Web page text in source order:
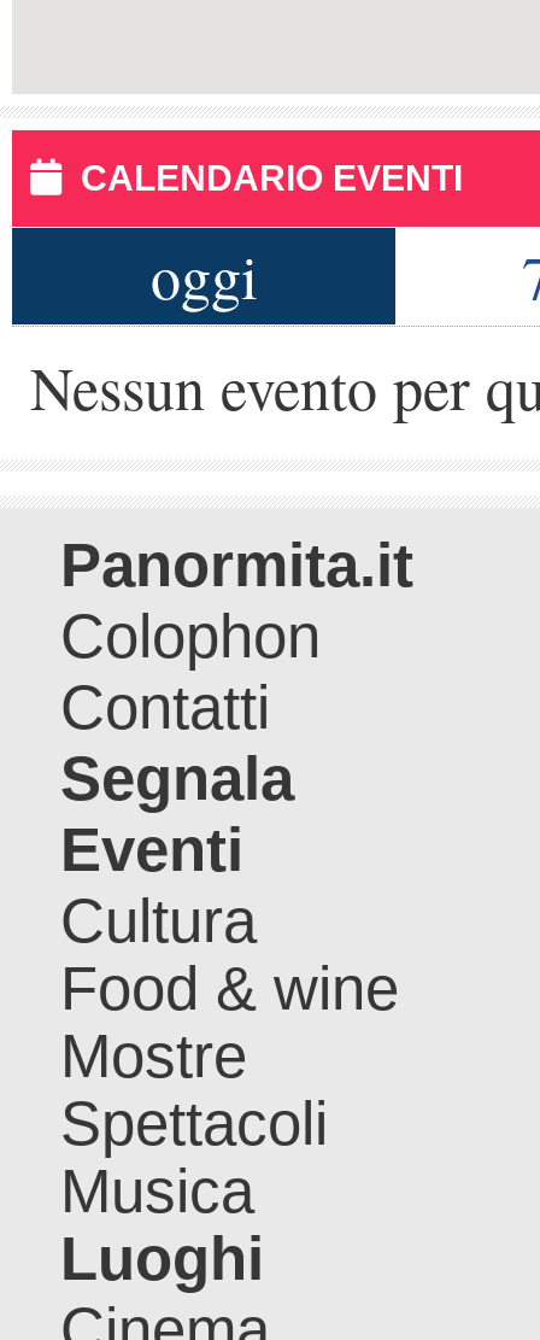
CALENDARIO EVENTI
oggi
Nessun evento per
Panormita.it
Colophon
Contatti
Segnala
Eventi
Cultura
Food & wine
Mostre
Spettacoli
Musica
Luoghi